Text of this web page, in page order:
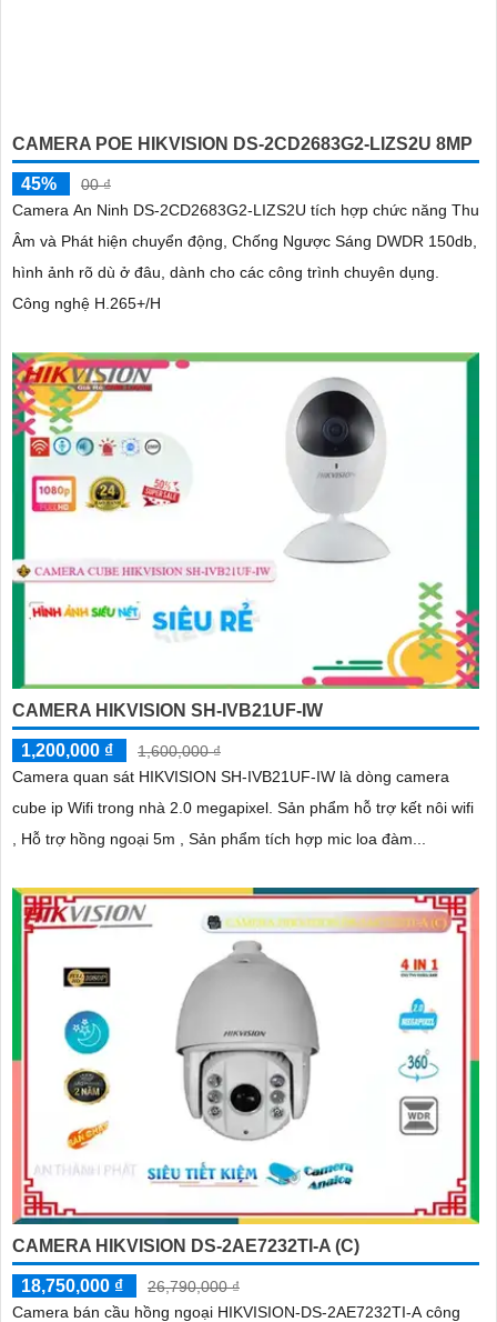
CAMERA POE HIKVISION DS-2CD2683G2-LIZS2U 8MP
45%
00 ₫
Camera An Ninh DS-2CD2683G2-LIZS2U tích hợp chức năng Thu
Âm và Phát hiện chuyển động, Chống Ngược Sáng DWDR 150db,
hình ảnh rõ dù ở đâu, dành cho các công trình chuyên dụng.
Công nghệ H.265+/H
CAMERA HIKVISION SH-IVB21UF-IW
1,200,000 ₫
1,600,000 ₫
Camera quan sát HIKVISION SH-IVB21UF-IW là dòng camera
cube ip Wifi trong nhà 2.0 megapixel. Sản phẩm hỗ trợ kết nôi wifi
, Hỗ trợ hồng ngoại 5m , Sản phẩm tích hợp mic loa đàm...
CAMERA HIKVISION DS-2AE7232TI-A (C)
18,750,000 ₫
26,790,000 ₫
Camera bán cầu hồng ngoại HIKVISION-DS-2AE7232TI-A công